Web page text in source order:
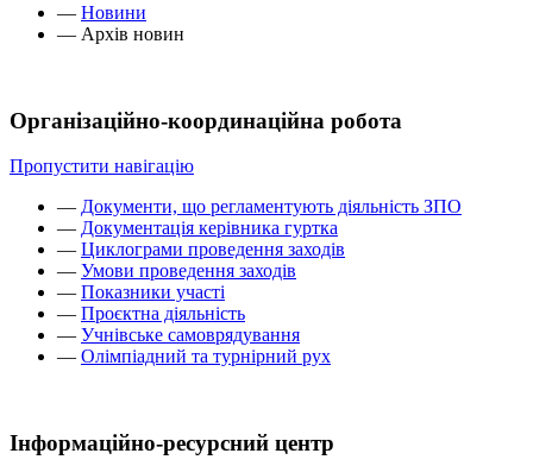
— Новини
— Архів новин
Організаційно-координаційна робота
Пропустити навігацію
— Документи, що регламентують діяльність ЗПО
— Документація керівника гуртка
— Циклограми проведення заходів
— Умови проведення заходів
— Показники участі
— Проєктна діяльність
— Учнівське самоврядування
— Олімпіадний та турнірний рух
Інформаційно-ресурсний центр